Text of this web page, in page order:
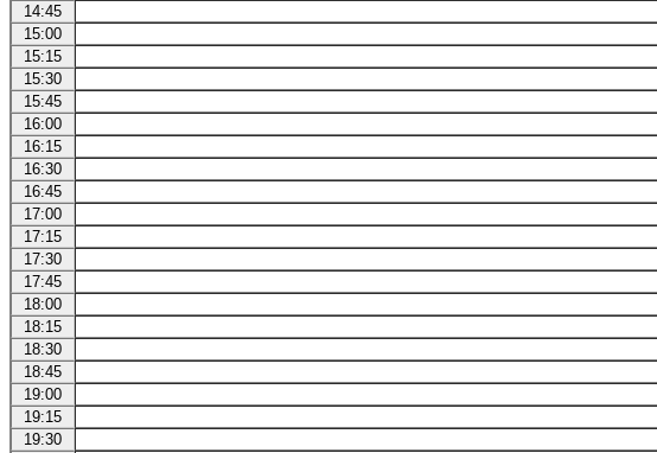
14:45
15:00
15:15
15:30
15:45
16:00
16:15
16:30
16:45
17:00
17:15
17:30
17:45
18:00
18:15
18:30
18:45
19:00
19:15
19:30